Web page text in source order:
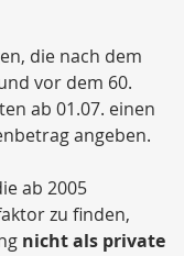
die nach dem
vor dem 60.
ab 01.07. einen
angeben.
ab 2005
zu finden,
nicht als private